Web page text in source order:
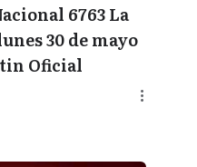
6763 La
30 de mayo
Oficial